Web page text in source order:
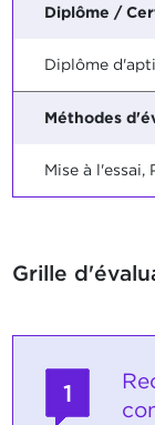
Diplôme /
Diplôme
Méthodes
Mise à
Grille
1